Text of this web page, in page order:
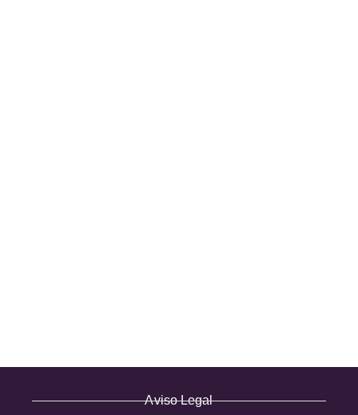
Aviso Legal